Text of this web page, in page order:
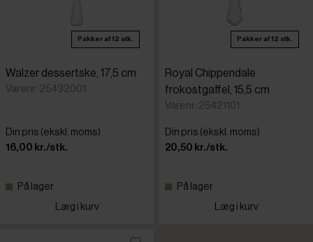
Pakker af 12 stk.
Walzer dessertske, 17,5 cm
Varenr: 25432001
Din pris (ekskl. moms)
16,00 kr./stk.
På lager
Læg i kurv
Pakker af 12 stk.
Royal Chippendale
frokostgaffel, 15,5 cm
Varenr: 25421101
Din pris (ekskl. moms)
20,50 kr./stk.
På lager
Læg i kurv